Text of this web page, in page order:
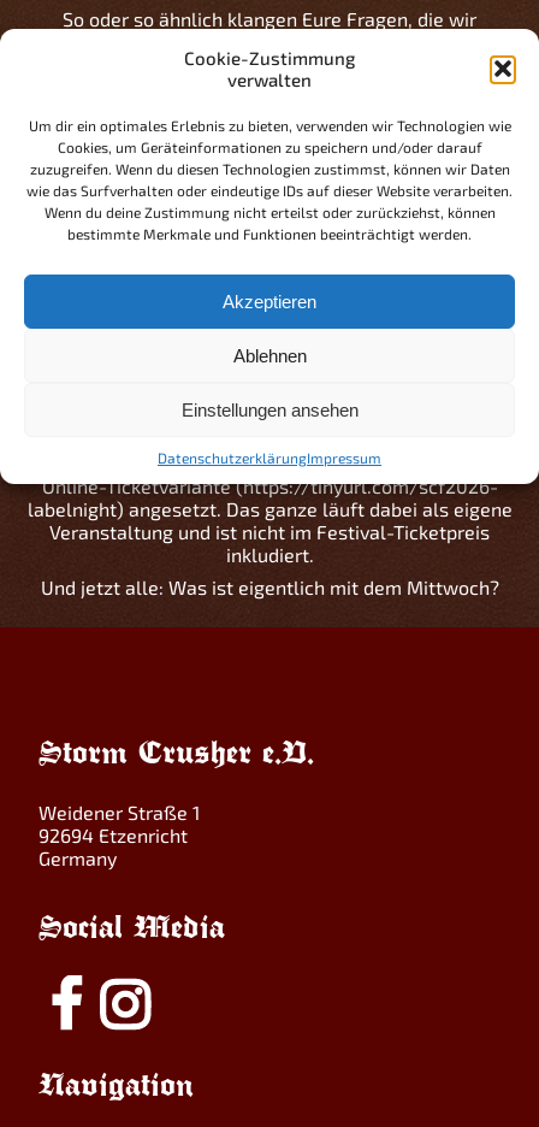
Cookie-Zustimmung
verwalten
Um dir ein optimales Erlebnis zu bieten, verwenden wir Technologien wie
Cookies, um Geräteinformationen zu speichern und/oder darauf
zuzugreifen. Wenn du diesen Technologien zustimmst, können wir Daten
wie das Surfverhalten oder eindeutige IDs auf dieser Website verarbeiten.
Wenn du deine Zustimmung nicht erteilst oder zurückziehst, können
bestimmte Merkmale und Funktionen beeinträchtigt werden.
Akzeptieren
Ablehnen
Einstellungen ansehen
DatenschutzerklärungImpressum
So oder so ähnlich klangen Eure Fragen, die wir
bekamen. Und weil steter Tropfen bekanntlich nicht nur
die Leber, sondern auch den Stein höhlt, geben wir
Storm Crusher!
Und zwar in Form einer Label-Night. Mit Dying Victims
Productions haben wir eines der angesagtesten und
umtriebigsten Labels angefragt. Gründer und Inhaber Flo
Grill war sofort Feuer und Flamme und stellte uns (und
September zusammen. RAPID aus Finnland, SEXMAG aus
Polen, die Österreicher Eisenhand , ZERRE aus Würzburg
und als dröhnendes Dessert Iron Kobra aus dem
beschaulichen Gelsenkirchen werden in der O’Schnitt
Als Unkostenbeitrag haben wir schmale 28 EURO fürs
und 29,99 EURO (incl. Gebühren) für die
Online-Ticketvariante (https://tinyurl.com/scf2026-
labelnight) angesetzt. Das ganze läuft dabei als eigene
Veranstaltung und ist nicht im Festival-Ticketpreis
inkludiert.
Und jetzt alle: Was ist eigentlich mit dem Mittwoch?
Storm Crusher e.V.
Weidener Straße 1
92694 Etzenricht
Germany
Social Media
Navigation